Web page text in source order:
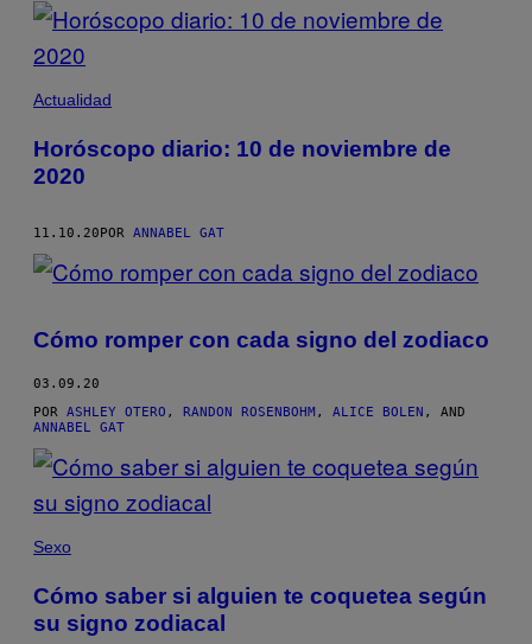
POSTS
BY
THIS
AUTHOR
Actualidad
Horóscopo diario: 10 de noviembre de
2020
11.10.20POR ANNABEL GAT
Cómo romper con cada signo del zodiaco
03.09.20
POR ASHLEY OTERO , RANDON ROSENBOHM , ALICE BOLEN , AND
ANNABEL GAT
Sexo
Cómo saber si alguien te coquetea según
su signo zodiacal